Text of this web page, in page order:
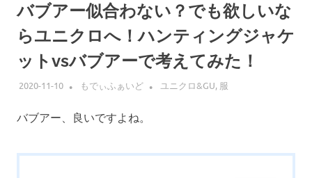
バブアー似合わない？でも欲しいな
らユニクロへ！ハンティングジャケ
ットvsバブアーで考えてみた！
2020-11-10 もでぃふぁいど ユニクロ&GU, 服
バブアー、良いですよね。